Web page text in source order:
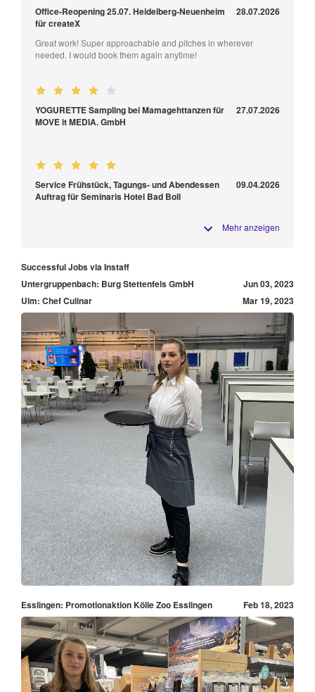
Office-Reopening 25.07. Heidelberg-Neuenheim
für createX
28.07.2026
Great work! Super approachable and pitches in wherever
needed. I would book them again anytime!
YOGURETTE Sampling bei Mamagehttanzen für
MOVE it MEDIA. GmbH
27.07.2026
Service Frühstück, Tagungs- und Abendessen
Auftrag für Seminaris Hotel Bad Boll
09.04.2026
Mehr anzeigen
Successful Jobs via Instaff
Untergruppenbach: Burg Stettenfels GmbH
Jun 03, 2023
Ulm: Chef Culinar
Mar 19, 2023
Esslingen: Promotionaktion Kölle Zoo Esslingen Feb 18, 2023